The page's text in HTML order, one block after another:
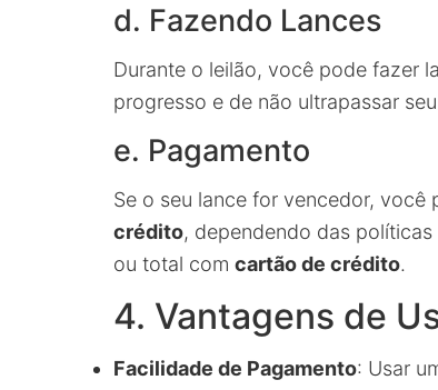
d. Fazendo Lances
Durante o leilão, você pode fazer
progresso e de não ultrapassar
e. Pagamento
Se o seu lance for vencedor,
crédito, dependendo das
ou total com cartão de crédito.
4. Vantagens de
Facilidade de Pagamento: Usar